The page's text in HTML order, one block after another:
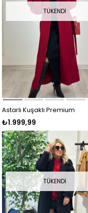
TÜKENDI
Astarlı Kuşaklı Premium
Kalite Kaşe Kaban BORDO
₺1.999,99
TÜKENDI